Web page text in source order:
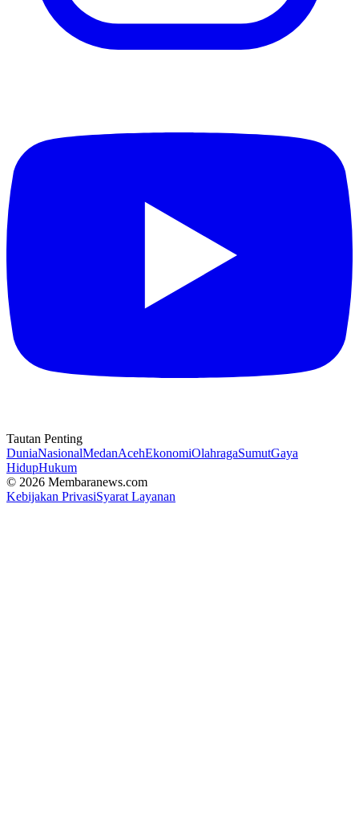
Tautan Penting
DuniaNasionalMedanAcehEkonomiOlahragaSumutGaya
HidupHukum
© 2026 Membaranews.com
Kebijakan PrivasiSyarat Layanan